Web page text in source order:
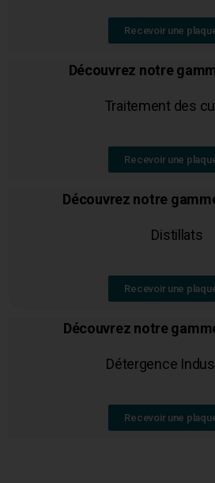
Recevoir une
Découvrez notre
Traitement des
Recevoir une
Découvrez notre
Distillats
Recevoir une
Découvrez notre
Détergence
Recevoir une